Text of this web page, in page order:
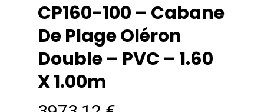
CP160-100 – Cabane
De Plage Oléron
Double – PVC – 1.60
X 1.00m